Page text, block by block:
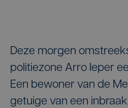
Deze morgen
politiezone Arro Ieper
Een bewoner van de
getuige van een